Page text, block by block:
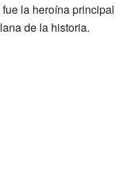
la heroína principal
de la historia.